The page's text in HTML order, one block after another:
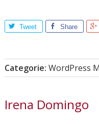
Tweet Share
Categorie: WordPress
Irena Domingo